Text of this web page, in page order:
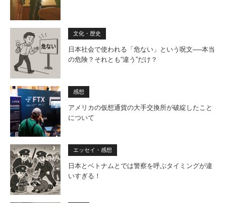
文化・歴史
日本社会で使われる「危ない」という呪文──本当
の危険？それとも“違う”だけ？
感想
アメリカの仮想通貨の大手交換所が破綻したこと
について
エッセイ・感想
日本とベトナムとでは警察を呼ぶタイミングが違
いすぎる！